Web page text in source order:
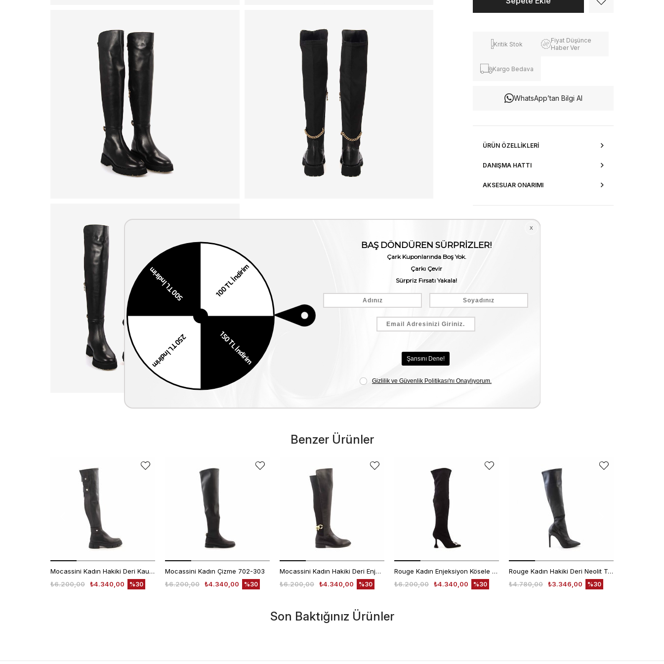
Kritik Stok
Fiyat Düşünce
Haber Ver
Kargo Bedava
WhatsApp’tan Bilgi Al
ÜRÜN ÖZELLIKLERI
DANIŞMA HATTI
AKSESUAR ONARIMI
Benzer Ürünler
Mocassini Kadın Hakiki Deri Kauçuk Taban Siyah Günlük Çizme
₺4.340,00
₺6.200,00 %30
Mocassini Kadın Çizme 702-303
₺4.340,00
₺6.200,00 %30
Mocassini Kadın Hakiki Deri Enjeksiyon Microlight Taban Siyah Günlük Çizme
₺4.340,00
₺6.200,00 %30
Rouge Kadın Enjeksiyon Kösele Siyah Streç Deri 9,5cm Topuklu Çizme 924-18
₺4.340,00
₺6.200,00 %30
Rouge Kadın Hakiki Deri Neolit Taban Siyah Günlük Çizme
₺3.346,00
₺4.780,00 %30
Son Baktığınız Ürünler